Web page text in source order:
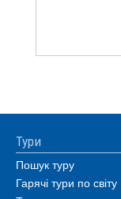
Тури
Пошук туру
Гарячі тури по світу